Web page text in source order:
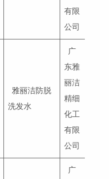
有限
公司
雅丽洁防脱
洗发水
广
东雅
丽洁
精细
化工
有限
公司
广